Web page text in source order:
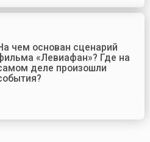
чем основан сценарий
«Левиафан»? Где на
деле произошли